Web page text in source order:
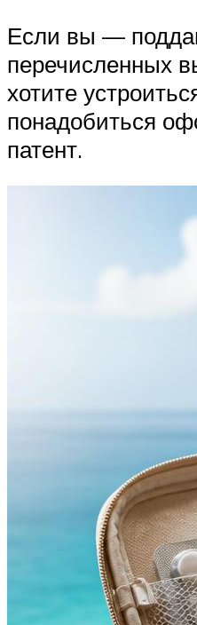
Если вы —
перечисленных
хотите
понадобиться
патент.